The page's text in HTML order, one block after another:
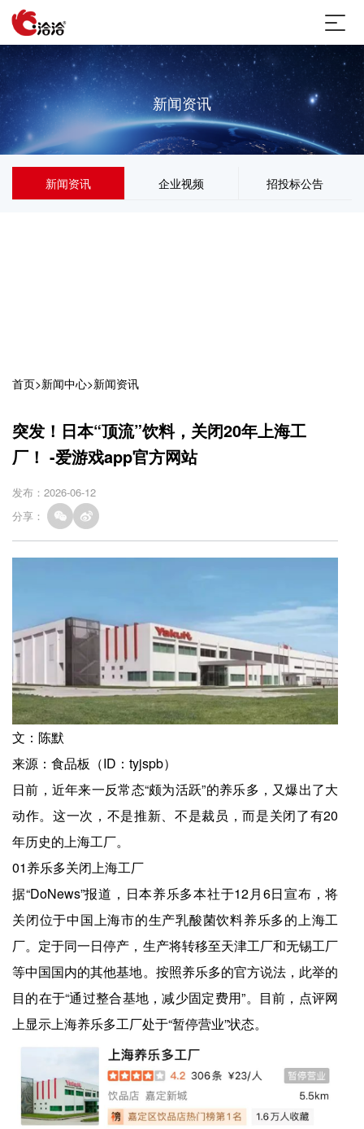
新闻资讯
新闻资讯 企业视频 招投标公告
首页>新闻中心>新闻资讯
突发！日本“顶流”饮料，关闭20年上海工
厂！ -爱游戏app官方网站
发布：2026-06-12
分享：
文：陈默
来源：食品板（ID：tyjspb）
日前，近年来一反常态“颇为活跃”的养乐多，又爆出了大
动作。这一次，不是推新、不是裁员，而是关闭了有20
年历史的上海工厂。
01养乐多关闭上海工厂
据“DoNews”报道，日本养乐多本社于12月6日宣布，将
关闭位于中国上海市的生产乳酸菌饮料养乐多的上海工
厂。定于同一日停产，生产将转移至天津工厂和无锡工厂
等中国国内的其他基地。按照养乐多的官方说法，此举的
目的在于“通过整合基地，减少固定费用”。目前，点评网
上显示上海养乐多工厂处于“暂停营业”状态。